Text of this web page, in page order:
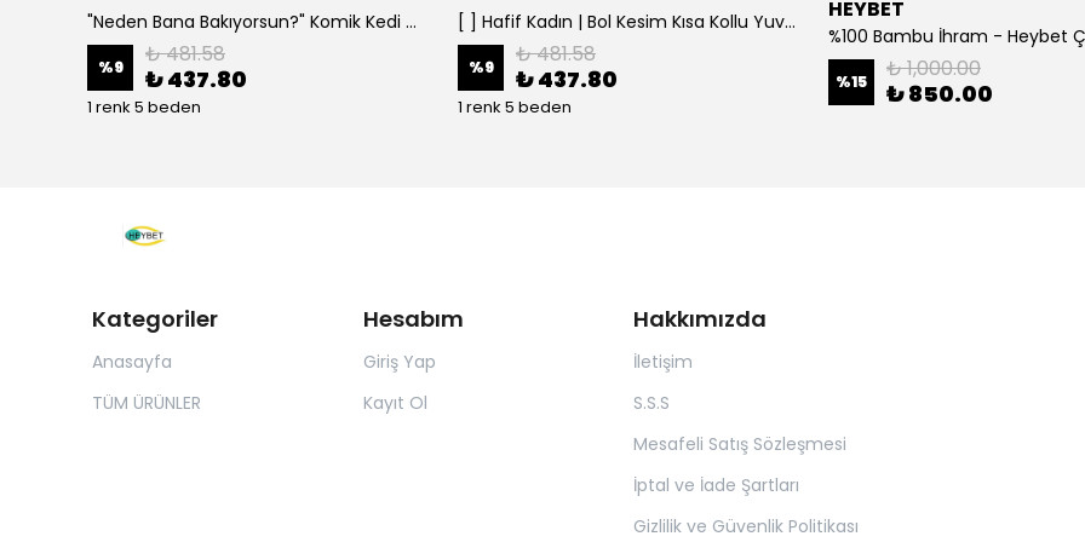
"Neden Bana Bakıyorsun?" Komik Kedi Grafik Tişört - Dijital Baskılı Siyah Bol - Siyah
%9 ₺ 481.58
₺ 437.80
1 renk 5 beden
[ ] Hafif Kadın | Bol Kesim Kısa Kollu Yuvarlak Yaka Eğlenceli Karikatür Ayı ve - Siyah
%9 ₺ 481.58
₺ 437.80
1 renk 5 beden
HEYBET
%100 Bambu İhram - Heybet
%15 ₺ 1,000.00
₺ 850.00
Kategoriler
Anasayfa
TÜM ÜRÜNLER
Hesabım
Giriş Yap
Kayıt Ol
Hakkımızda
İletişim
S.S.S
Mesafeli Satış Sözleşmesi
İptal ve İade Şartları
Gizlilik ve Güvenlik Politikası